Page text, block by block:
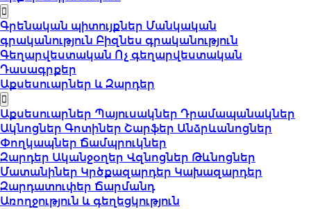
Գրենական պիտույքներ Մանկական
գրականություն Բիզնես գրականություն
Գեղարվեստական Ոչ գեղարվեստական
Դասագրքեր
Աքսեսուարներ և Զարդեր
Աքսեսուարներ Պայուսակներ Դրամապանակներ
Ակնոցներ Գոտիներ Շարֆեր Անձրևանոցներ
Փողկապներ Ճամպրուկներ
Զարդեր Ականջօղեր Վզնոցներ Թևնոցներ
Մատանիներ Կրծքազարդեր Կախազարդեր
Զարդատուփեր Ճարմանդ
Առողջություն և գեղեցկություն